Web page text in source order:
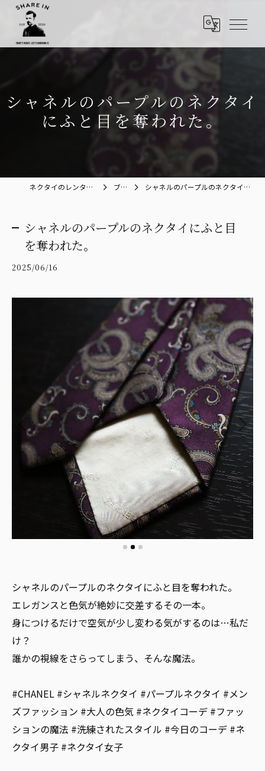
シャネルのパープルのネクタイ
にふと目を奪われた。
ネクタイのレンタルならShare in ブログ シャネルのパープルのネクタイにふと目を奪われた。
シャネルのパープルのネクタイにふと目
を奪われた。
2025/06/16
シャネルのパープルのネクタイにふと目を奪われた。
エレガンスと色気が絶妙に交差するその一本。
身につけるだけで空気が少し変わる気がするのは…私だ
け？
誰かの視線をさらってしまう、そんな魔法。
#CHANEL #シャネルネクタイ #パープルネクタイ #メン
ズファッション #大人の色気 #ネクタイコーデ #ファッ
ションの魔法 #洗練されたスタイル #今日のコーデ #ネ
クタイ男子 #ネクタイ女子